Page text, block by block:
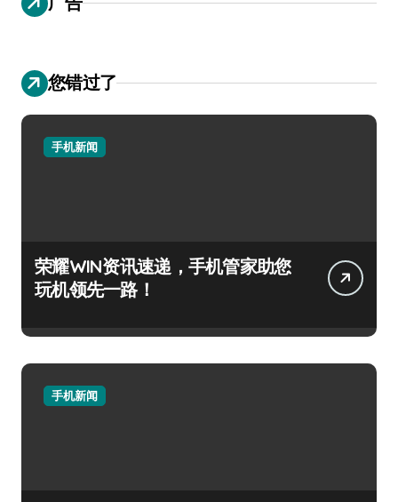
您错过了
手机新闻
荣耀WIN资讯速递，手机管家助您
玩机领先一路！
手机新闻